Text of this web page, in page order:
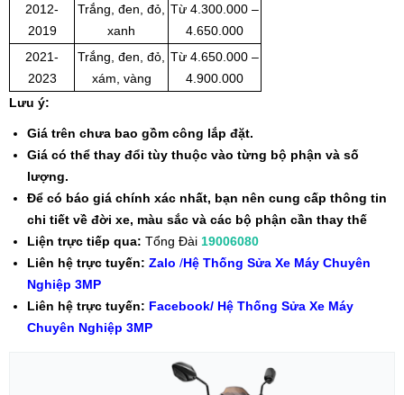
2012-
2019
Trắng, đen, đỏ,
xanh
Từ 4.300.000 –
4.650.000
2021-
2023
Trắng, đen, đỏ,
xám, vàng
Từ 4. 650.000 –
4.900.000
Lưu ý:
Giá trên chưa bao gồm công lắp đặt.
Giá có thể thay đổi tùy thuộc vào từng bộ phận và số
lượng.
Để có báo giá chính xác nhất, bạn nên cung cấp thông tin
chi tiết về đời xe, màu sắc và các bộ phận cần thay thế
Liện trực tiếp qua: Tổng Đài 19006080
Liên hệ trực tuyến: Zalo /Hệ Thống Sửa Xe Máy Chuyên
Nghiệp 3MP
Liên hệ trực tuyến: Facebook/ Hệ Thống Sửa Xe Máy
Chuyên Nghiệp 3MP